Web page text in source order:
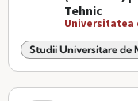
Tehnic
Universitatea
Studii Universitare de